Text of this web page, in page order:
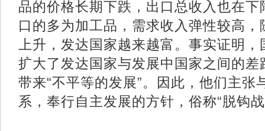
品的价格长期下跌，出口总收入也在
口的多为加工品，需求收入弹性较高
上升，发达国家越来越富。事实证明
扩大了发达国家与发展中国家之间的差
带来“不平等的发展”。因此，他们主张
系，奉行自主发展的方针，俗称“脱钩